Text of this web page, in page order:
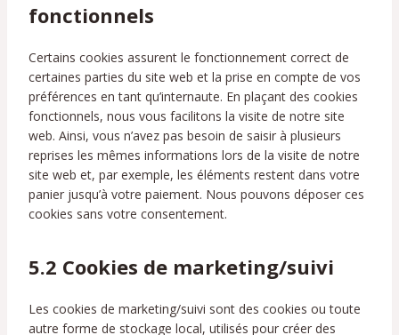
fonctionnels
Certains cookies assurent le fonctionnement correct de
certaines parties du site web et la prise en compte de vos
préférences en tant qu’internaute. En plaçant des cookies
fonctionnels, nous vous facilitons la visite de notre site
web. Ainsi, vous n’avez pas besoin de saisir à plusieurs
reprises les mêmes informations lors de la visite de notre
site web et, par exemple, les éléments restent dans votre
panier jusqu’à votre paiement. Nous pouvons déposer ces
cookies sans votre consentement.
5.2 Cookies de marketing/suivi
Les cookies de marketing/suivi sont des cookies ou toute
autre forme de stockage local, utilisés pour créer des